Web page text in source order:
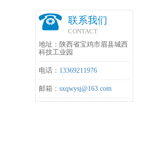
联系我们
CONTACT
地址：陕西省宝鸡市眉县城西
科技工业园
电话： 13369211976
邮箱： sxqwysj@163.com